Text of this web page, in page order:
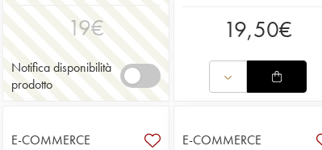
19€
Notifica disponibilità
prodotto
19,50€
E-COMMERCE E-COMMERCE